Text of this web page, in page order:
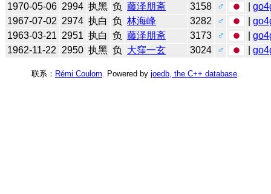
1970-05-06 2994 执黑 负 藤泽朋斋 3158 ♂ |
1967-07-02 2974 执白 负 林海峰 3282 ♂ |
1963-03-21 2951 执白 负 藤泽朋斋 3173 ♂ |
1962-11-22
2950 执黑 负 大窪一玄 3024 ♂ |
联系： Rémi Coulom . Powered by joedb, the C++ database